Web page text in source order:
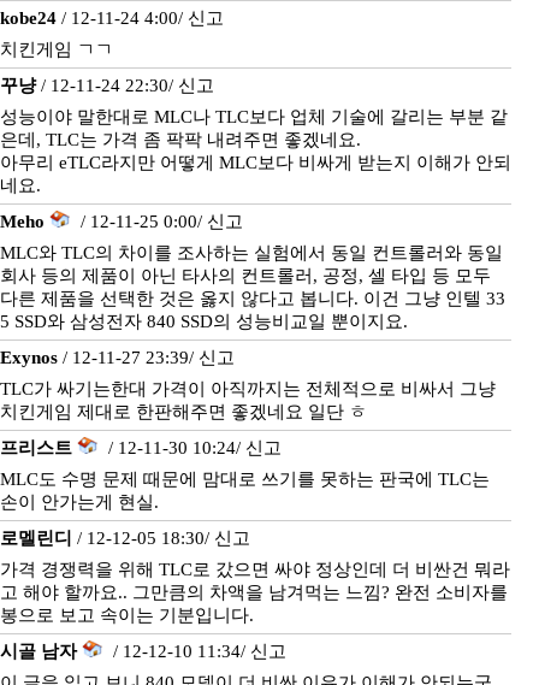
kobe24 / 12-11-24 4:00/ 신고
치킨게임 ㄱㄱ
꾸냥/ 12-11-24 22:30/ 신고
성능이야 말한대로 MLC나 TLC보다 업체 기술에 갈리는 부분 같
은데, TLC는 가격 좀 팍팍 내려주면 좋겠네요.
아무리 eTLC라지만 어떻게 MLC보다 비싸게 받는지 이해가 안되
네요.
Meho
/ 12-11-25 0:00/ 신고
MLC와 TLC의 차이를 조사하는 실험에서 동일 컨트롤러와 동일
회사 등의 제품이 아닌 타사의 컨트롤러, 공정, 셀 타입 등 모두
다른 제품을 선택한 것은 옳지 않다고 봅니다. 이건 그냥 인텔 33
5 SSD와 삼성전자 840 SSD의 성능비교일 뿐이지요.
Exynos / 12-11-27 23:39/ 신고
TLC가 싸기는한대 가격이 아직까지는 전체적으로 비싸서 그냥
치킨게임 제대로 한판해주면 좋겠네요 일단 ㅎ
프리스트
/ 12-11-30 10:24/ 신고
MLC도 수명 문제 때문에 맘대로 쓰기를 못하는 판국에 TLC는
손이 안가는게 현실.
로멜린디 / 12-12-05 18:30/ 신고
가격 경쟁력을 위해 TLC로 갔으면 싸야 정상인데 더 비싼건 뭐라
고 해야 할까요.. 그만큼의 차액을 남겨먹는 느낌? 완전 소비자를
봉으로 보고 속이는 기분입니다.
시골 남자
/ 12-12-10 11:34/ 신고